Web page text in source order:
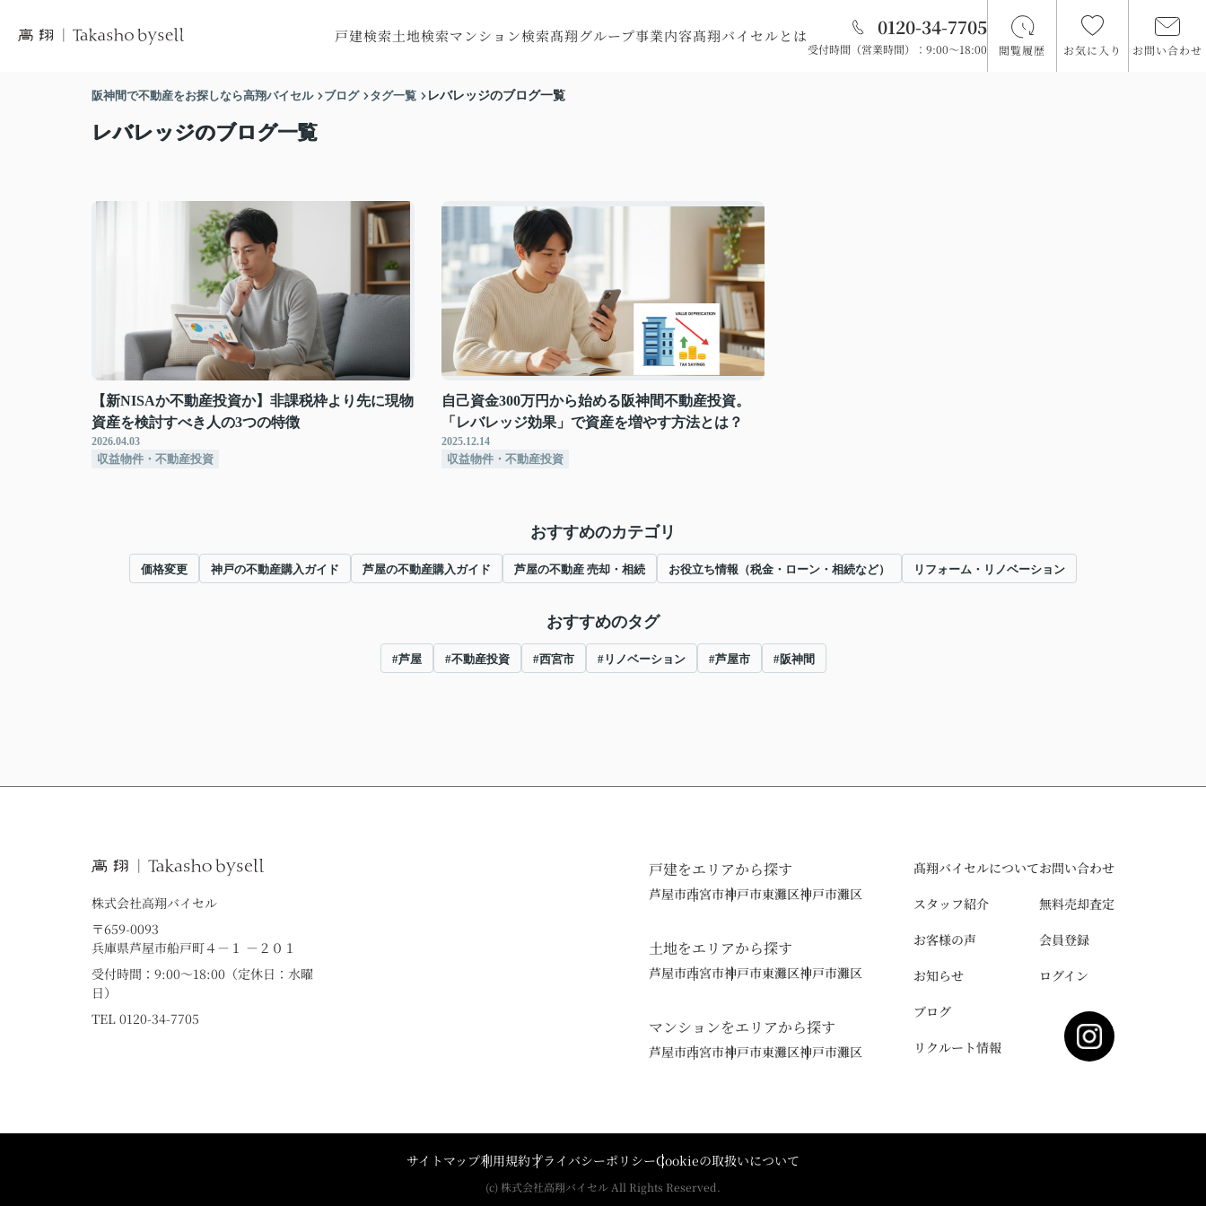
戸建検索
沿線から探す
土地検索
沿線から探す
マンション検索
沿線から探す
髙翔グループ事業内容
リフォーム・
特殊建造物
髙翔バイセルとは
0120-34-7705
受付時間（営業時間）：9:00～18:00 閲覧履歴 お気に入り お問い合わせ
阪神間で不動産をお探しなら高翔バイセル ブログ タグ一覧 レバレッジのブログ一覧
レバレッジのブログ一覧
【新NISAか不動産投資か】非課税枠より先に現物
資産を検討すべき人の3つの特徴
2026.04.03
収益物件・不動産投資
自己資金300万円から始める阪神間不動産投資。
「レバレッジ効果」で資産を増やす方法とは？
2025.12.14
収益物件・不動産投資
おすすめのカテゴリ
価格変更 神戸の不動産購入ガイド 芦屋の不動産購入ガイド 芦屋の不動産 売却・相続 お役立ち情報（税金・ローン・相続など） リフォーム・リノベーション
おすすめのタグ
#芦屋 #不動産投資 #西宮市 #リノベーション #芦屋市 #阪神間
株式会社高翔バイセル
〒659-0093
兵庫県芦屋市船戸町４－１ －２０１
受付時間：9:00～18:00（定休日：水曜
日）
TEL 0120-34-7705
戸建をエリアから探す
芦屋市西宮市神戸市東灘区神戸市灘区
土地をエリアから探す
芦屋市西宮市神戸市東灘区神戸市灘区
マンションをエリアから探す
芦屋市西宮市神戸市東灘区神戸市灘区
髙翔バイセルについて
スタッフ紹介
お客様の声
お知らせ
ブログ
リクルート情報
お問い合わせ
無料売却査定
会員登録
ログイン
サイトマップ利用規約プライバシーポリシーCookieの取扱いについて
(c) 株式会社高翔バイセル All Rights Reserved.